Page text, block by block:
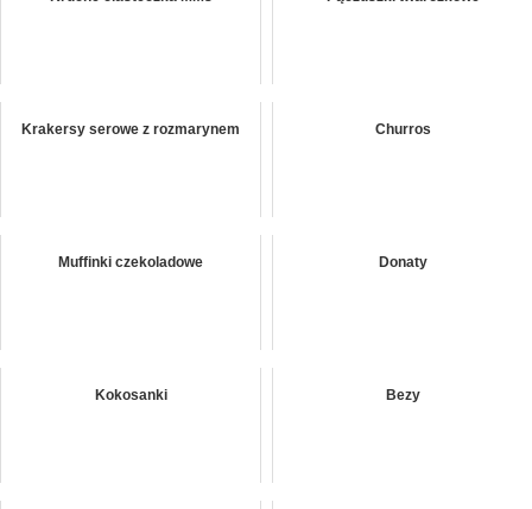
Krakersy serowe z rozmarynem Churros
Muffinki czekoladowe Donaty
Kokosanki Bezy